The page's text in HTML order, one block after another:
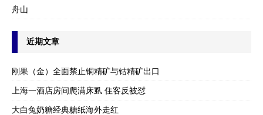
舟山
近期文章
刚果（金）全面禁止铜精矿与钴精矿出口
上海一酒店房间爬满床虱 住客反被怼
大白兔奶糖经典糖纸海外走红